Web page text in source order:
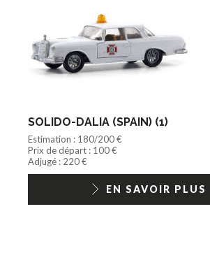
SOLIDO-DALIA (SPAIN) (1)
Estimation : 180/200 €
Prix de départ : 100 €
Adjugé : 220 €
EN SAVOIR PLUS